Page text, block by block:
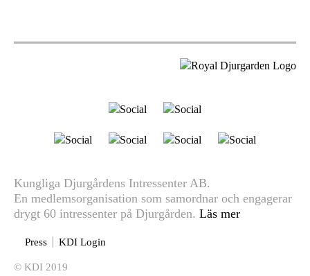
Kungliga Djurgårdens Intressenter AB.
En medlemsorganisation som samordnar och engagerar
drygt 60 intressenter på Djurgården. Läs mer
Press KDI Login
© KDI 2019